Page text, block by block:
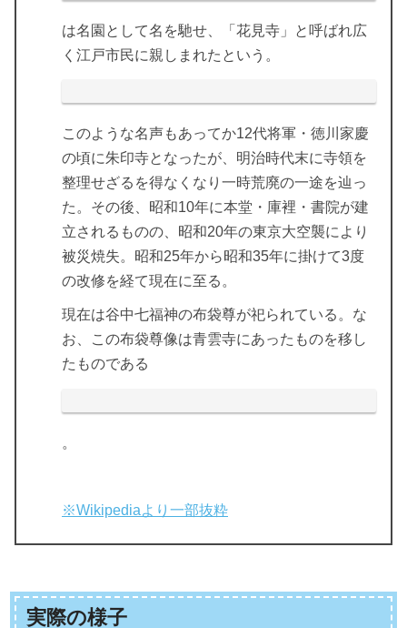
は名園として名を馳せ、「花見寺」と呼ばれ広
く江戸市民に親しまれたという。
このような名声もあってか12代将軍・徳川家慶
の頃に朱印寺となったが、明治時代末に寺領を
整理せざるを得なくなり一時荒廃の一途を辿っ
た。その後、昭和10年に本堂・庫裡・書院が建
立されるものの、昭和20年の東京大空襲により
被災焼失。昭和25年から昭和35年に掛けて3度
の改修を経て現在に至る。
現在は谷中七福神の布袋尊が祀られている。な
お、この布袋尊像は青雲寺にあったものを移し
たものである
。
※Wikipediaより一部抜粋
実際の様子